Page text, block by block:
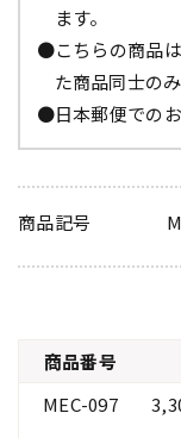
ます。
●こちらの商品
た商品同士の
●日本郵便でのお
商品記号
商品番号
MEC-097